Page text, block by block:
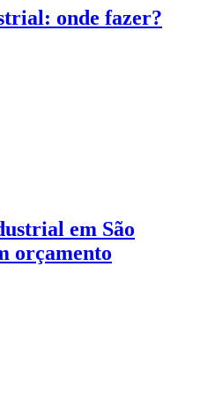
onde fazer?
em São
orçamento